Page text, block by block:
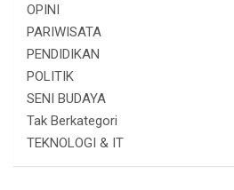
OPINI
PARIWISATA
PENDIDIKAN
POLITIK
SENI BUDAYA
Tak Berkategori
TEKNOLOGI & IT